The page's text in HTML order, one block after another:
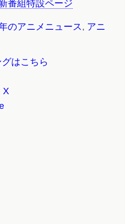
番組特設ページ
のアニメニュース, アニ
はこちら
X